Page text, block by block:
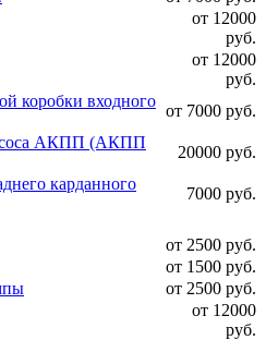
от 12000
руб.
от 12000
руб.
коробки входного
от 7000 руб.
АКПП (АКПП
20000 руб.
карданного
7000 руб.
от 2500 руб.
от 1500 руб.
от 2500 руб.
от 12000
руб.